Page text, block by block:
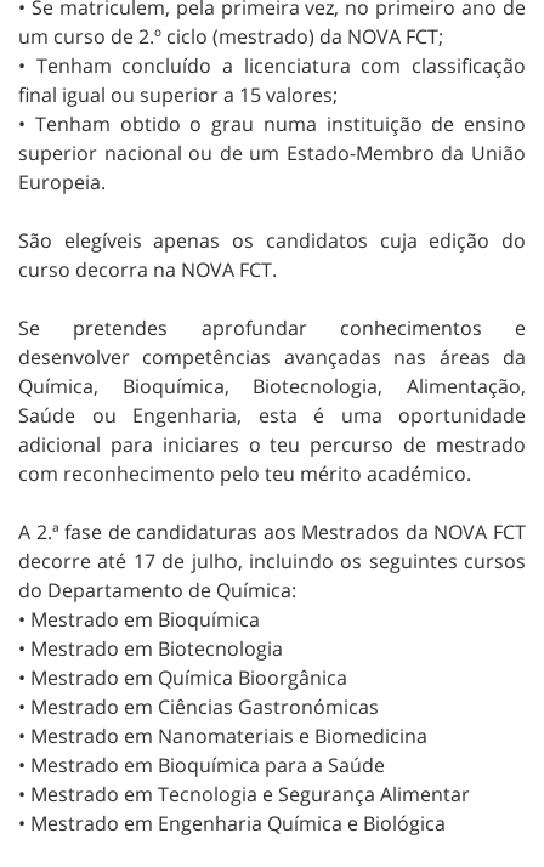
• Se matriculem, pela primeira vez, no primeiro ano de
um curso de 2.º ciclo (mestrado) da NOVA FCT;
• Tenham concluído a licenciatura com classificação
final igual ou superior a 15 valores;
• Tenham obtido o grau numa instituição de ensino
superior nacional ou de um Estado-Membro da União
Europeia.
São elegíveis apenas os candidatos cuja edição do
curso decorra na NOVA FCT.
Se pretendes aprofundar conhecimentos e
desenvolver competências avançadas nas áreas da
Química, Bioquímica, Biotecnologia, Alimentação,
Saúde ou Engenharia, esta é uma oportunidade
adicional para iniciares o teu percurso de mestrado
com reconhecimento pelo teu mérito académico.
A 2.ª fase de candidaturas aos Mestrados da NOVA FCT
decorre até 17 de julho, incluindo os seguintes cursos
do Departamento de Química:
• Mestrado em Bioquímica
• Mestrado em Biotecnologia
• Mestrado em Química Bioorgânica
• Mestrado em Ciências Gastronómicas
• Mestrado em Nanomateriais e Biomedicina
• Mestrado em Bioquímica para a Saúde
• Mestrado em Tecnologia e Segurança Alimentar
• Mestrado em Engenharia Química e Biológica